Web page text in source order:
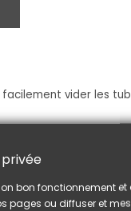
vider les
bon fonctionnement
ou diffuser et